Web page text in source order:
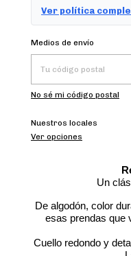
Ver política
Entregas para el CP:
Medios de envío
No sé mi código postal
Nuestros locales
Ver opciones
Un
De algodón, color
esas prendas que